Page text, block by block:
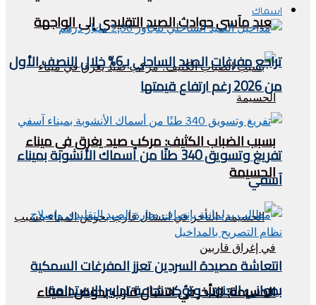
يعيد مآسي حوادث الصيد التقليدي إلى الواجهة
بسبب الضباب الكثيف: مركب صيد يغرق في ميناء
الحسيمة
الحسيمة: التأخر في انتشال قارب بحوض الميناء
اسماك
تراجع مفرغات الصيد الساحلي بـ6% خلال النصف الأول
من 2026 رغم ارتفاع قيمتها
تفريغ وتسويق 340 طنًا من أسماك الأنشوبة بميناء
آسفي
انتعاشة مصيدة السردين تعزز المفرغات السمكية
بموانئ الجنوب وتؤكد نجاعة تدابير الاستدامة